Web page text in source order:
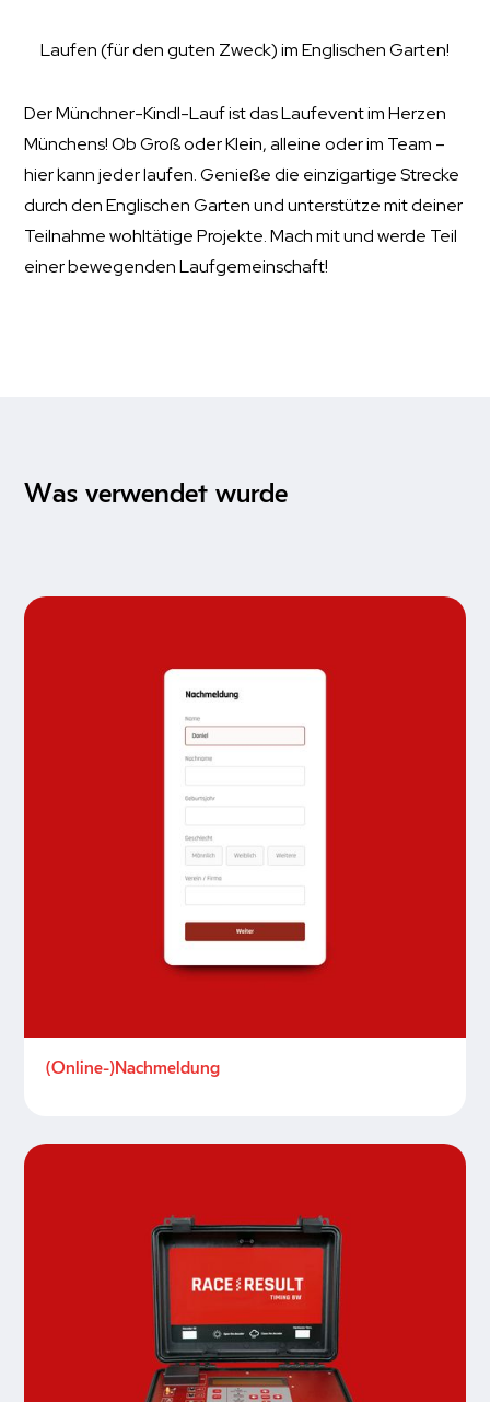
Laufen (für den guten Zweck) im Englischen Garten!
Der Münchner-Kindl-Lauf ist das Laufevent im Herzen
Münchens! Ob Groß oder Klein, alleine oder im Team –
hier kann jeder laufen. Genieße die einzigartige Strecke
durch den Englischen Garten und unterstütze mit deiner
Teilnahme wohltätige Projekte. Mach mit und werde Teil
einer bewegenden Laufgemeinschaft!
Was verwendet wurde
(Online-)Nachmeldung